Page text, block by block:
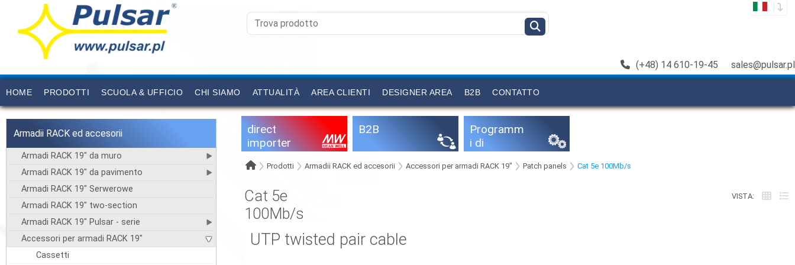
(+48) 14 610-19-45 sales@pulsar.pl
HOME PRODOTTI SCUOLA & UFFICIO CHI SIAMO ATTUALITÀ AREA CLIENTI DESIGNER AREA B2B CONTATTO
Armadii RACK ed accesorii
Armadi RACK 19" da muro
Armadi RACK 19" da pavimento
Armadi RACK 19" Serwerowe
Armadi RACK 19" two-section
Armadi RACK 19" Pulsar - serie
Accessori per armadi RACK 19"
Cassetti
direct
importer
B2B
Programm
i di
one
Prodotti Armadii RACK ed accesorii Accessori per armadi RACK 19" Patch panels Cat 5e 100Mb/s
Cat 5e
100Mb/s
VISTA:
UTP twisted pair cable